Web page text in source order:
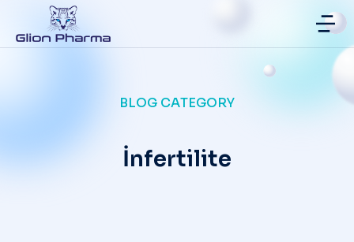
BLOG CATEGORY
İnfertilite